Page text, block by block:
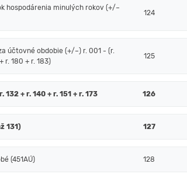
hospodárenia minulých rokov (+/–
124
účtovné obdobie (+/–) r. 001 - (r.
r. 180 + r. 183)
125
132 + r. 140 + r. 151 + r. 173 126
131) 127
(451AÚ) 128